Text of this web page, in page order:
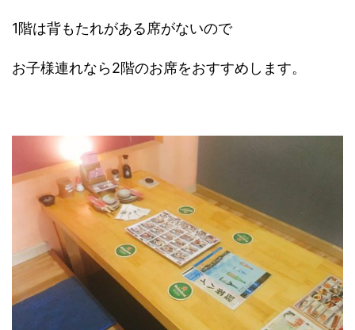
1階は背もたれがある席がないので
お子様連れなら2階のお席をおすすめします。